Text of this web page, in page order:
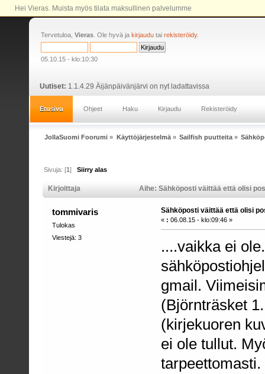
Hei Vieras. Muista myös tilata maksullinen palvelumme
Tervetuloa, Vieras. Ole hyvä ja kirjaudu tai rekisteröidy.
05.10.15 - klo:10:30
Uutiset: 1.1.4.29 Äijänpäivänjärvi on nyt ladattavissa
Etusivu Ohjeet Haku Kirjaudu Rekisteröidy
JollaSuomi Foorumi » Käyttöjärjestelmä» Sailfish puutteita»
Sivuja: [1]Siirry alas
Kirjoittaja Aihe: Sähköposti väittää että olisi
tommivaris
Tulokas
Viestejä: 3
Sähköposti väittää että olisi
« : 06.08.15 - klo:09:46 »
....vaikka ei
gmail.
(Björnträsket
(kirjekuoren
ei ole tullut.